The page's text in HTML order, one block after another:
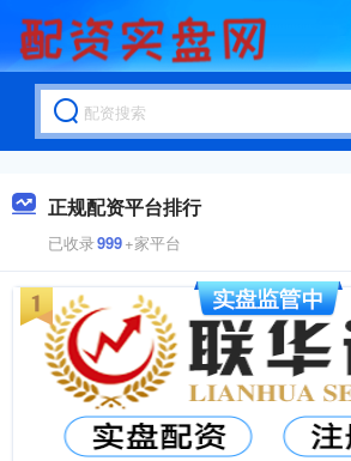
正规配资平台排行
已收录999+家平台